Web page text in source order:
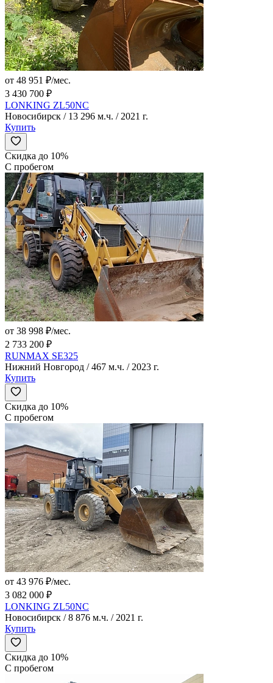
от 48 951 ₽/мес.
3 430 700 ₽
LONKING ZL50NC
Новосибирск / 13 296 м.ч. / 2021 г.
Купить
Скидка до 10%
С пробегом
от 38 998 ₽/мес.
2 733 200 ₽
RUNMAX SE325
Нижний Новгород / 467 м.ч. / 2023 г.
Купить
Скидка до 10%
С пробегом
от 43 976 ₽/мес.
3 082 000 ₽
LONKING ZL50NC
Новосибирск / 8 876 м.ч. / 2021 г.
Купить
Скидка до 10%
С пробегом